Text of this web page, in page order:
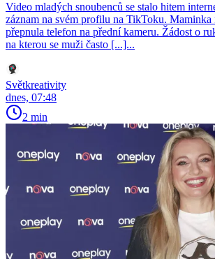
Video mladých snoubenců se stalo hitem
záznam na svém profilu na TikToku. Maminka
přepnula telefon na přední kameru. Žádost o
na kterou se muži často [...]...
Světkreativity
dnes, 07:48
2 min